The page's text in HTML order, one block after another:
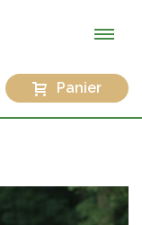
Panier